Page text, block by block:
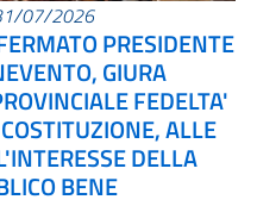
07/2026
PRESIDENTE
GIURA
FEDELTA'
ALLE
DELLA
BENE